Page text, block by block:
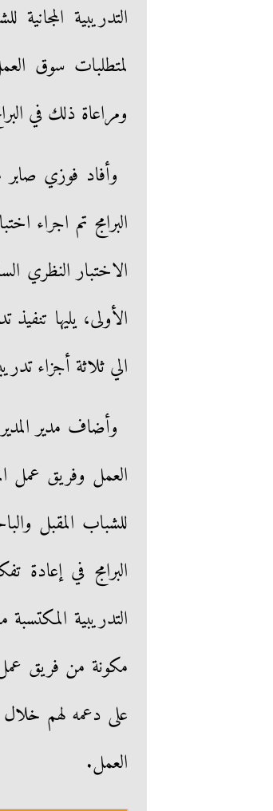
التدريبية
لمتطلبات سوق
ومراعاة ذلك في
وأفاد فوزي صابر
البرامج تم اجراء
الأولى، يليها تنفيذ
الي ثلاثة أجزاء
وأضاف مدير
العمل وفريق عمل
للشباب المقبل
البرامج في إعادة
التدريبية
مكونة من فريق عمل
على دعمه لهم خلال
العمل.